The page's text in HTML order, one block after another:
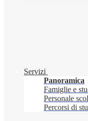
Servizi
Panoramica
Famiglie e
Personale
Percorsi di